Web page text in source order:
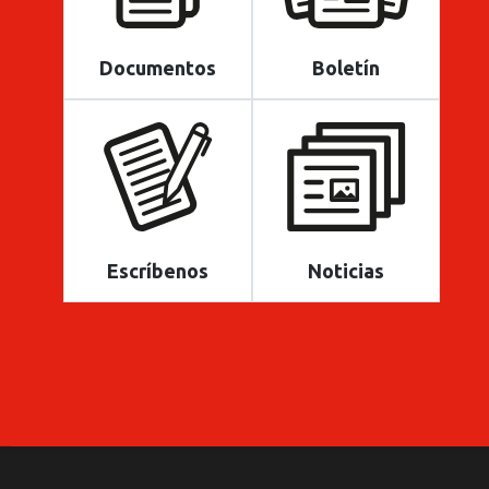
Documentos Boletín
Escríbenos Noticias